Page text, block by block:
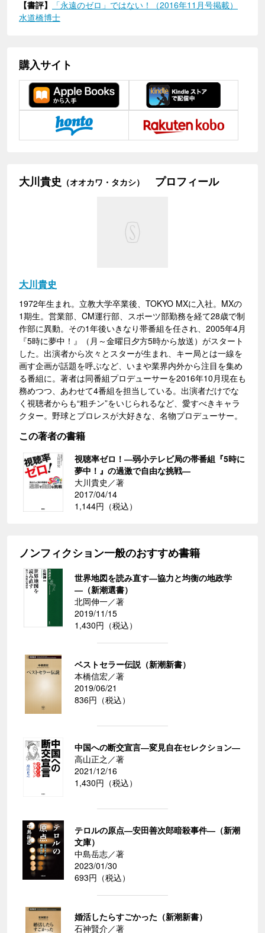
【書評】
「永遠のゼロ」ではない！（2016年11月号掲載）
水道橋博士
購入サイト
大川貴史 （オオカワ・タカシ） プロフィール
大川貴史
1972年生まれ。立教大学卒業後、TOKYO MXに入社。MXの
1期生。営業部、CM運行部、スポーツ部勤務を経て28歳で制
作部に異動。その1年後いきなり帯番組を任され、2005年4月
『5時に夢中！』（月～金曜日夕方5時から放送）がスタート
した。出演者から次々とスターが生まれ、キー局とは一線を
画す企画が話題を呼ぶなど、いまや業界内外から注目を集め
る番組に。著者は同番組プロデューサーを2016年10月現在も
務めつつ、あわせて4番組を担当している。出演者だけでな
く視聴者からも“粗チン”をいじられるなど、愛すべきキャラ
クター。野球とプロレスが大好きな、名物プロデューサー。
この著者の書籍
視聴率ゼロ！―弱小テレビ局の帯番組『5時に
夢中！』の過激で自由な挑戦―
大川貴史／著
2017/04/14
1,144円（税込）
ノンフィクション一般のおすすめ書籍
世界地図を読み直す―協力と均衡の地政学
―（新潮選書）
北岡伸一／著
2019/11/15
1,430円（税込）
ベストセラー伝説（新潮新書）
本橋信宏／著
2019/06/21
836円（税込）
中国への断交宣言―変見自在セレクション―
高山正之／著
2021/12/16
1,430円（税込）
テロルの原点―安田善次郎暗殺事件―（新潮
文庫）
中島岳志／著
2023/01/30
693円（税込）
婚活したらすごかった（新潮新書）
石神賢介／著